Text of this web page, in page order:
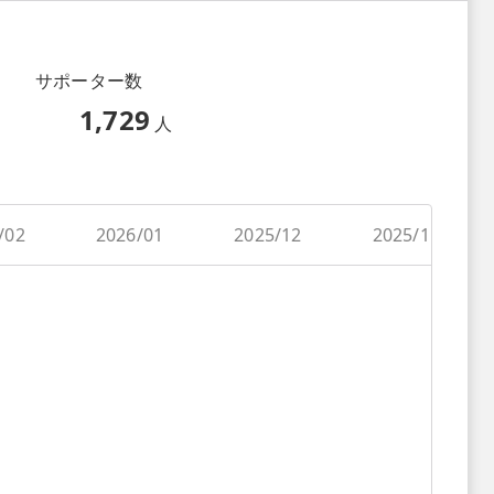
サポーター数
1,729 人
02 2026/01 2025/12 2025/11